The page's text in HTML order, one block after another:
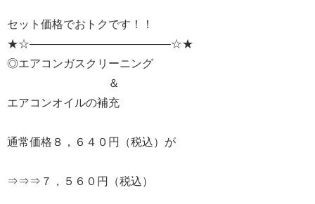
セット価格でおトクです！！
★☆————————————–☆★
◎エアコンガスクリーニング
＆
エアコンオイルの補充
通常価格８，６４０円（税込）が
⇒⇒⇒７，５６０円（税込）